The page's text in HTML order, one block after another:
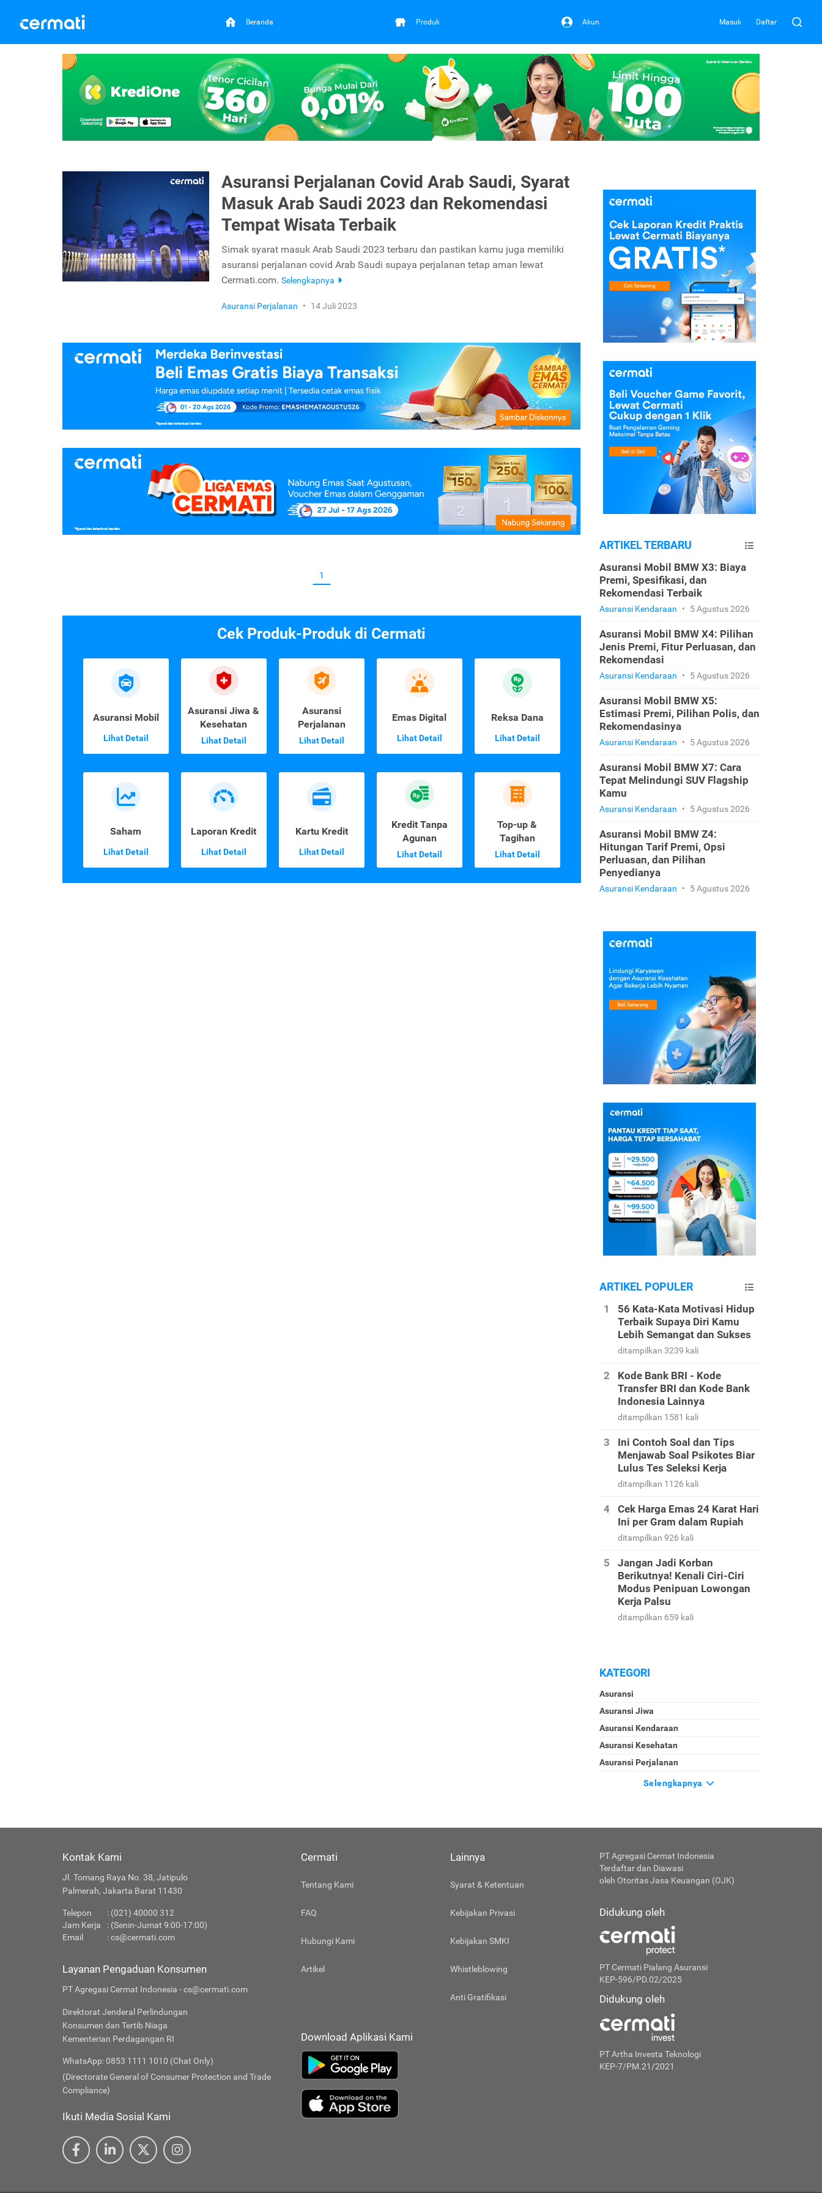
Beranda Produk Akun Masuk Daftar
Asuransi Perjalanan Covid Arab Saudi, Syarat
Masuk Arab Saudi 2023 dan Rekomendasi
Tempat Wisata Terbaik
Simak syarat masuk Arab Saudi 2023 terbaru dan pastikan kamu juga memiliki
asuransi perjalanan covid Arab Saudi supaya perjalanan tetap aman lewat
Cermati.com. Selengkapnya
Asuransi Perjalanan • 14 Juli 2023
1
Cek Produk-Produk di Cermati
Asuransi Mobil
Lihat Detail
Asuransi Jiwa &
Kesehatan
Lihat Detail
Asuransi
Perjalanan
Lihat Detail
Emas Digital
Lihat Detail
Reksa Dana
Lihat Detail
Saham
Lihat Detail
Laporan Kredit
Lihat Detail
Kartu Kredit
Lihat Detail
Kredit Tanpa
Agunan
Lihat Detail
Top-up &
Tagihan
Lihat Detail
ARTIKEL TERBARU
Asuransi Mobil BMW X3: Biaya
Premi, Spesifikasi, dan
Rekomendasi Terbaik
Asuransi Kendaraan • 5 Agustus 2026
Asuransi Mobil BMW X4: Pilihan
Jenis Premi, Fitur Perluasan, dan
Rekomendasi
Asuransi Kendaraan • 5 Agustus 2026
Asuransi Mobil BMW X5:
Estimasi Premi, Pilihan Polis, dan
Rekomendasinya
Asuransi Kendaraan • 5 Agustus 2026
Asuransi Mobil BMW X7: Cara
Tepat Melindungi SUV Flagship
Kamu
Asuransi Kendaraan • 5 Agustus 2026
Asuransi Mobil BMW Z4:
Hitungan Tarif Premi, Opsi
Perluasan, dan Pilihan
Penyedianya
Asuransi Kendaraan • 5 Agustus 2026
ARTIKEL POPULER
56 Kata-Kata Motivasi Hidup
Terbaik Supaya Diri Kamu
Lebih Semangat dan Sukses
ditampilkan 3239 kali
Kode Bank BRI - Kode
Transfer BRI dan Kode Bank
Indonesia Lainnya
ditampilkan 1581 kali
Ini Contoh Soal dan Tips
Menjawab Soal Psikotes Biar
Lulus Tes Seleksi Kerja
ditampilkan 1126 kali
Cek Harga Emas 24 Karat Hari
Ini per Gram dalam Rupiah
ditampilkan 926 kali
Jangan Jadi Korban
Berikutnya! Kenali Ciri-Ciri
Modus Penipuan Lowongan
Kerja Palsu
ditampilkan 659 kali
KATEGORI
Asuransi
Asuransi Jiwa
Asuransi Kendaraan
Asuransi Kesehatan
Asuransi Perjalanan
Selengkapnya
Kontak Kami
Jl. Tomang Raya No. 38, Jatipulo
Palmerah, Jakarta Barat 11430
Telepon
: (021) 40000 312
Jam Kerja
: (Senin-Jumat 9:00-17:00)
Email
:cs@cermati.com
Layanan Pengaduan Konsumen
PT Agregasi Cermat Indonesia - cs@cermati.com
Direktorat Jenderal Perlindungan
Konsumen dan Tertib Niaga
Kementerian Perdagangan RI
WhatsApp: 0853 1111 1010 (Chat Only)
(Directorate General of Consumer Protection and Trade
Compliance)
Ikuti Media Sosial Kami
Cermati
Tentang Kami
FAQ
Hubungi Kami
Artikel
Lainnya
Syarat & Ketentuan
Kebijakan Privasi
Kebijakan SMKI
Whistleblowing
Anti Gratifikasi
Download Aplikasi Kami
PT Agregasi Cermat Indonesia
Terdaftar dan Diawasi
oleh Otoritas Jasa Keuangan (OJK)
Didukung oleh
PT Cermati Pialang Asuransi
KEP-596/PD.02/2025
Didukung oleh
PT Artha Investa Teknologi
KEP-7/PM.21/2021